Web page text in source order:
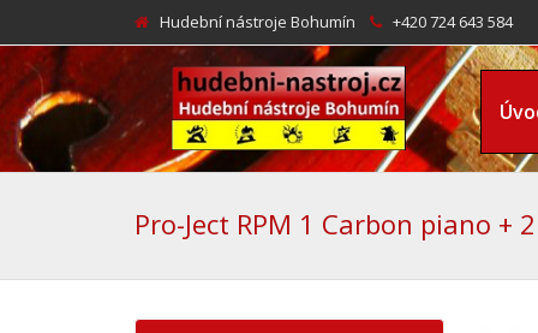
Hudební nástroje Bohumín +420 724 643 584
Pro-Ject RPM 1 Carbon piano +